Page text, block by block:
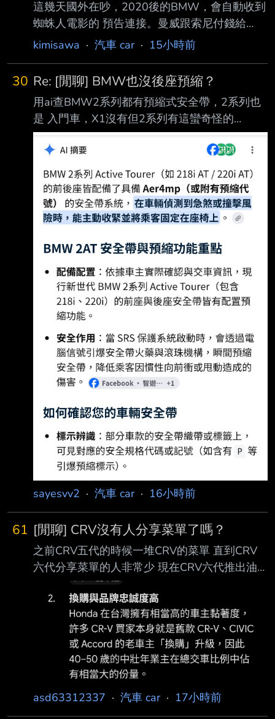
這幾天國外在吵，2020後的BMW，會自動收到
蜘蛛人電影的 預告連接。曼威跟索尼付錢給
BMW推送廣告。
BMW 認真的嗎？把自己的車搞得這麼沒格調？
You Paid $60K For a BMW. Now It Runs Ads.
https://www.youtube.com/watch?v=-
r_VjmVyeRo So… BMW Puts Ads in Your Car
Now https://www.youtub
kimisawa · 汽車 car· 15小時前
30 Re: [閒聊] BMW也沒後座預縮？
用ai查BMW2系列都有預縮式安全帶，2系列也
是 入門車，X1沒有但2系列有這蠻奇怪的
http://i.imgur.com/vFyXUH0.jpg 最近才買了
218AT,特別去看了後座有顯示Aer4mp 這應該是
有吧？至於也是入門的1系列就要請車主 出來分
享了。 ----- Sent from JPTT on my Samsung
SM-M536B. --
sayesvv2 · 汽車 car· 16小時前
61 [閒聊] CRV沒有人分享菜單了嗎？
之前CRV五代的時候一堆CRV的菜單 直到CRV
六代分享菜單的人非常少 現在CRV六代推出油
電版本了 卻沒人分享過菜單 反而RAV4六代一堆
菜單 現在版上沒人買CRV了嗎？ --
asd63312337 · 汽車 car· 17小時前